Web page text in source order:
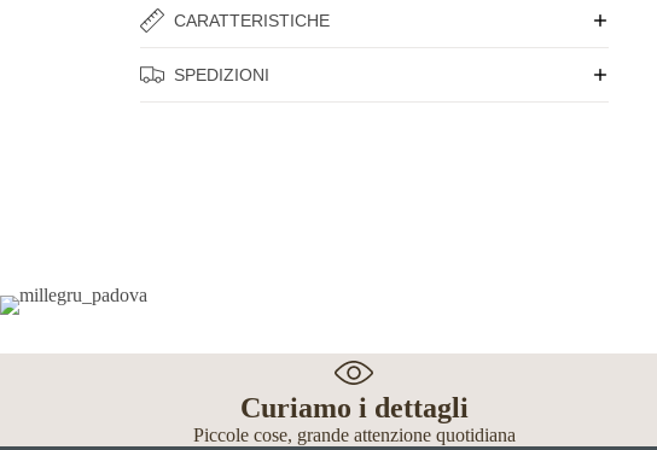
CARATTERISTICHE
SPEDIZIONI
Curiamo i dettagli
Piccole cose, grande attenzione quotidiana